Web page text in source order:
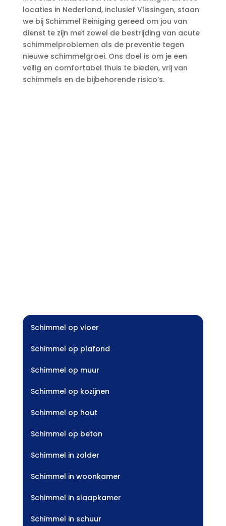
locaties in Nederland, inclusief Vlissingen, staan
we bij Schimmel Reiniging gereed om jou van
dienst te zijn met zowel de bestrijding van acute
schimmelproblemen als de preventie tegen
nieuwe schimmelgroei.​ Ons doel is om je een
veilig en comfortabel thuis te bieden, vrij van
schimmels en de bijbehorende risico’s.​
Schimmel op vloer
Schimmel op plafond
Schimmel op muur
Schimmel op kozijnen
Schimmel op hout
Schimmel op beton
Schimmel in zolder
Schimmel in woonkamer
Schimmel in slaapkamer
Schimmel in schuur